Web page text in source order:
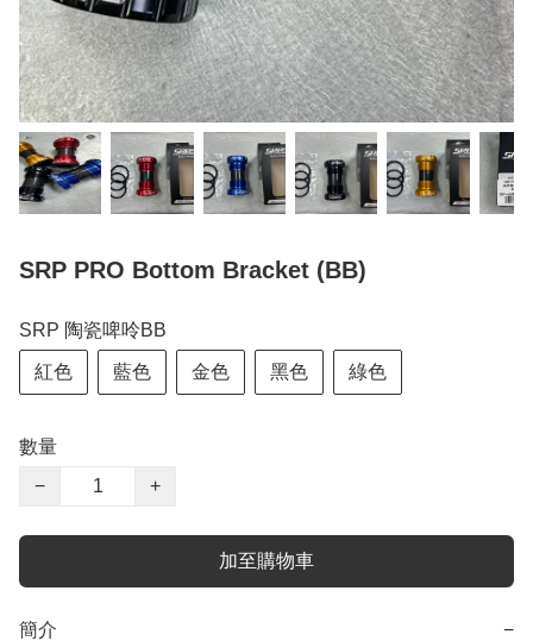
SRP PRO Bottom Bracket (BB)
SRP 陶瓷啤呤BB
紅色 藍色 金色 黑色 綠色
數量
−
+
加至購物車
簡介 −